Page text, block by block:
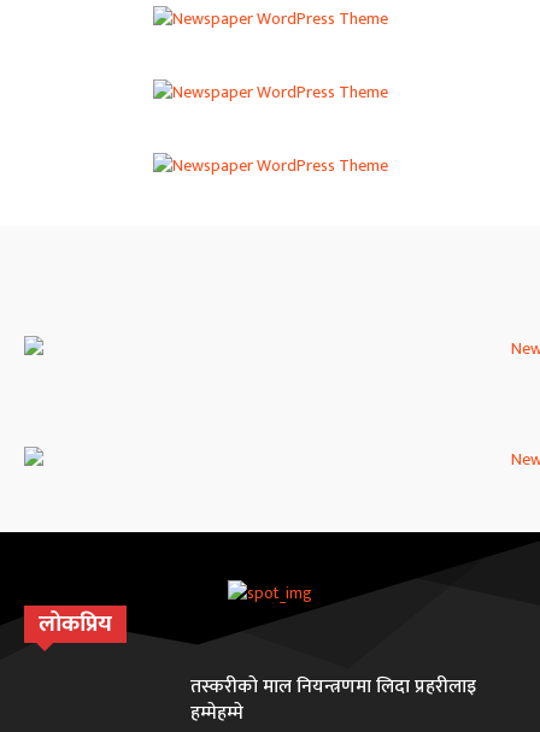
लोकप्रिय
तस्करीकाे माल नियन्त्रणमा लिदा प्रहरीलाइ
हम्मेहम्मे